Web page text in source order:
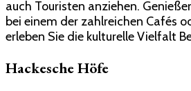
auch Touristen anziehen.
bei einem der zahlreichen Cafés
erleben Sie die kulturelle Vielfalt
Hackesche Höfe